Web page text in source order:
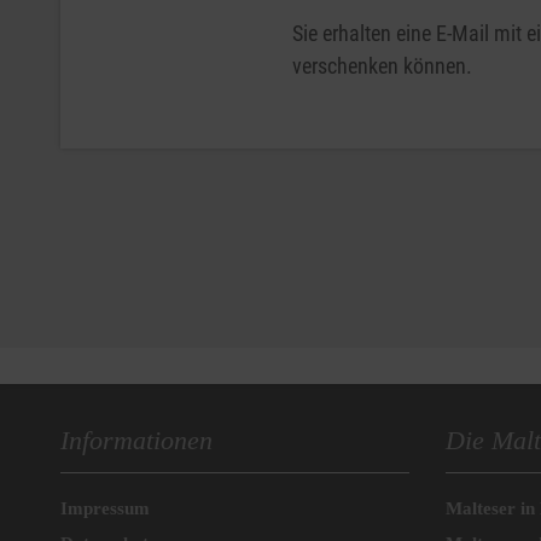
Sie erhalten eine E-Mail mit
verschenken können.
Informationen
Impressum
Die
Malteser in